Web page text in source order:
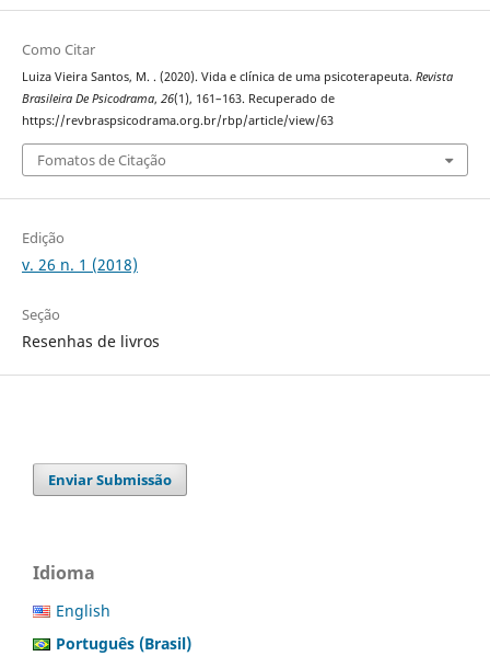
Como Citar
Luiza Vieira Santos, M. . (2020). Vida e clínica de uma psicoterapeuta. Revista
Brasileira De Psicodrama, 26(1), 161–163. Recuperado de
https://revbraspsicodrama.org.br/rbp/article/view/63
Fomatos de Citação
Edição
v. 26 n. 1 (2018)
Seção
Resenhas de livros
Enviar Submissão
Idioma
English
Português (Brasil)